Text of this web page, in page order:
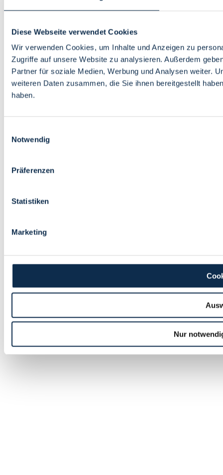
Diese Webseite verwendet Cookies
Wir verwenden Cookies, um Inhalte und Anzeigen zu
Zugriffe auf unsere Website zu analysieren. Außerdem
Partner für soziale Medien, Werbung und Analysen weiter.
weiteren Daten zusammen, die Sie ihnen bereitgestellt
haben.
Notwendig
Präferenzen
Statistiken
Marketing
Nur